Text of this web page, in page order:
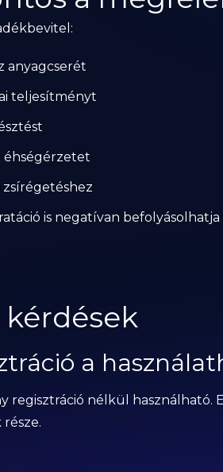
anyagcserét
teljesítményt
éhségérzetet
zsírégetéshez
is negatívan
kérdések
a
regisztráció nélkül használható.